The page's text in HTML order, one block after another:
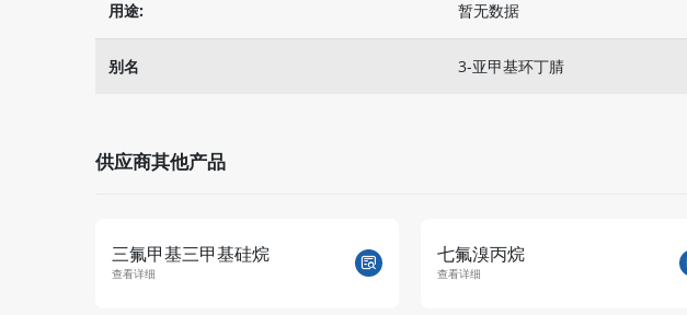
用途: 暂无数据
别名 3-亚甲基环丁腈
供应商其他产品
三氟甲基三甲基硅烷
查看详细
七氟溴丙烷
查看详细